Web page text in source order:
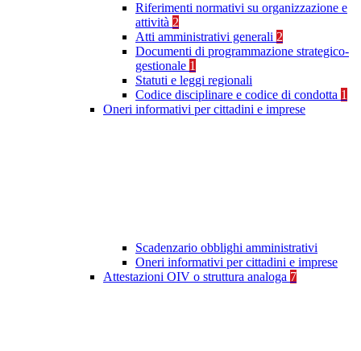
Riferimenti normativi su organizzazione e
attività 2
Atti amministrativi generali 2
Documenti di programmazione strategico-
gestionale 1
Statuti e leggi regionali
Codice disciplinare e codice di condotta 1
Oneri informativi per cittadini e imprese
Scadenzario obblighi amministrativi
Oneri informativi per cittadini e imprese
Attestazioni OIV o struttura analoga 7